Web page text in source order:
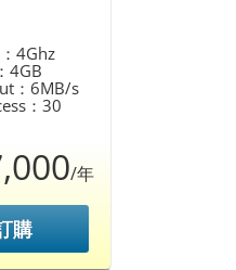
4Ghz
4GB
：6MB/s
：30
/年
購